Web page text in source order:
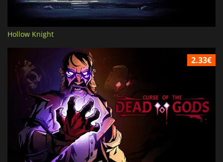
Hollow Knight
2.33€